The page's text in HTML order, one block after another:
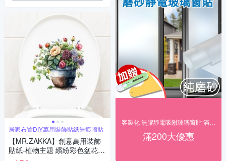
居家布置DIY萬用裝飾貼紙無痕牆貼
【MR.ZAKKA】創意萬用裝飾
貼紙-植物主題 繽紛彩色盆花 B
滿200大優惠